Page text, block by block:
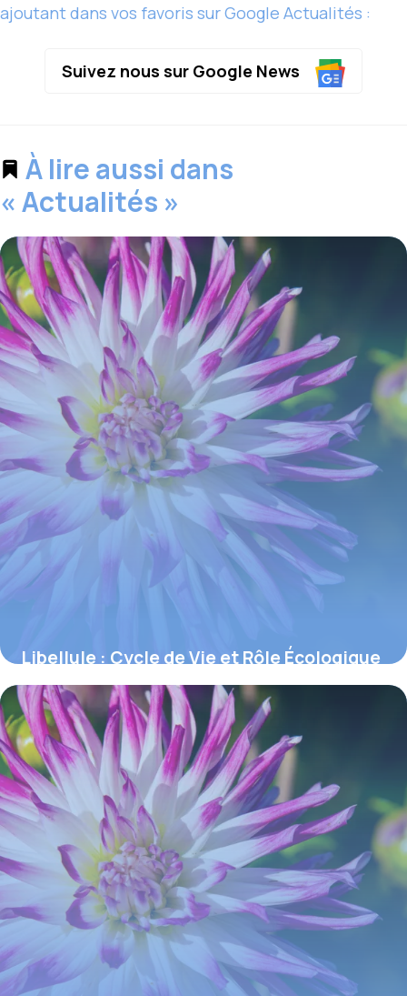
ajoutant dans vos favoris sur Google Actualités :
Suivez nous sur Google News
À lire aussi dans
« Actualités »
Libellule : Cycle de Vie et Rôle Écologique
4 juin 2026